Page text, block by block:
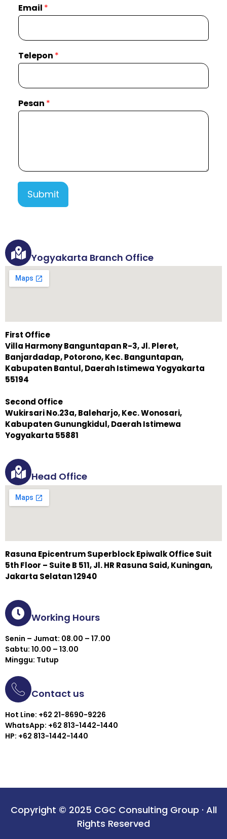
Email *
Telepon *
Pesan *
Submit
Yogyakarta Branch Office
First Office
Villa Harmony Banguntapan R-3, Jl. Pleret,
Banjardadap, Potorono, Kec. Banguntapan,
Kabupaten Bantul, Daerah Istimewa Yogyakarta
55194
Second Office
Wukirsari No.23a, Baleharjo, Kec. Wonosari,
Kabupaten Gunungkidul, Daerah Istimewa
Yogyakarta 55881
Head Office
Rasuna Epicentrum Superblock Epiwalk Office Suit
5th Floor – Suite B 511, Jl. HR Rasuna Said, Kuningan,
Jakarta Selatan 12940
Working Hours
Senin – Jumat: 08.00 – 17.00
Sabtu: 10.00 – 13.00
Minggu: Tutup
Contact us
Hot Line: +62 21-8690-9226
WhatsApp: +62 813-1442-1440
HP: +62 813-1442-1440
Copyright © 2025 CGC Consulting Group · All
Rights Reserved